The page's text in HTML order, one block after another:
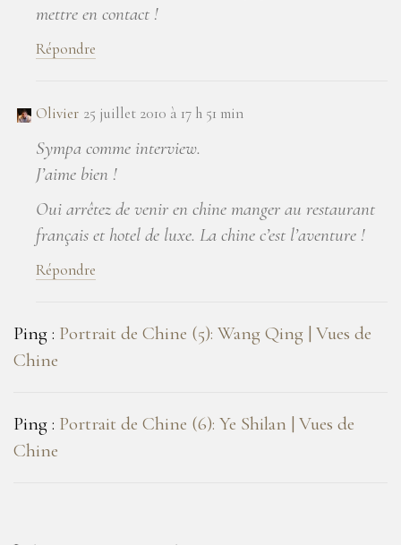
mettre en contact !
Répondre
Olivier 25 juillet 2010 à 17 h 51 min
Sympa comme interview.
J’aime bien !
Oui arrêtez de venir en chine manger au restaurant
français et hotel de luxe. La chine c’est l’aventure !
Répondre
Ping : Portrait de Chine (5): Wang Qing | Vues de
Chine
Ping : Portrait de Chine (6): Ye Shilan | Vues de
Chine